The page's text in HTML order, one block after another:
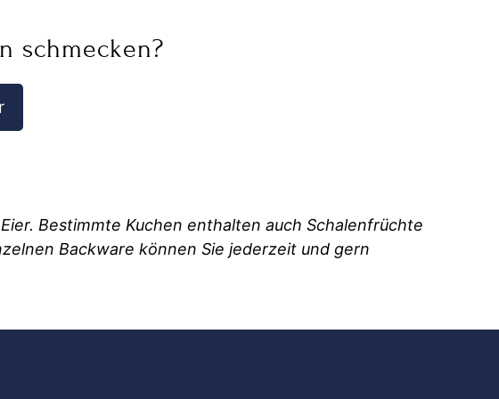
schmecken?
Bestimmte Kuchen enthalten auch Schalenfrüchte
Backware können Sie jederzeit und gern